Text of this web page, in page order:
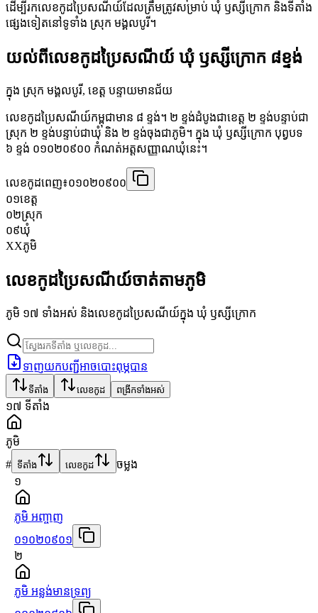
ដើម្បីរកលេខកូដប្រៃសណីយ៍ដែលត្រឹមត្រូវសម្រាប់ ឃុំ ឫស្សីក្រោក និងទីតាំង
ផ្សេងទៀតនៅទូទាំង ស្រុក មង្គលបូរី។
យល់ពីលេខកូដប្រៃសណីយ៍ ឃុំ ឫស្សីក្រោក ៨ខ្ទង់
ក្នុង ស្រុក មង្គលបូរី, ខេត្ត បន្ទាយមានជ័យ
លេខកូដប្រៃសណីយ៍កម្ពុជាមាន ៨ ខ្ទង់។ ២ ខ្ទង់ដំបូងជាខេត្ត ២ ខ្ទង់បន្ទាប់ជា
ស្រុក ២ ខ្ទង់បន្ទាប់ជាឃុំ និង ២ ខ្ទង់ចុងជាភូមិ។ ក្នុង ឃុំ ឫស្សីក្រោក បុព្វបទ
៦ ខ្ទង់ ០១០២០៩០០ កំណត់អត្តសញ្ញាណឃុំនេះ។
លេខកូដពេញ៖០១០២០៩០០
០១ខេត្ត
០២ស្រុក
០៩ឃុំ
XXភូមិ
លេខកូដប្រៃសណីយ៍ចាត់តាមភូមិ
ភូមិ ១៧ ទាំងអស់ និងលេខកូដប្រៃសណីយ៍ក្នុង ឃុំ ឫស្សីក្រោក
ទាញយកបញ្ជីអាចបោះពុម្ភបាន
ទីតាំង លេខកូដ ពង្រីកទាំងអស់
១៧ ទីតាំង
ភូមិ
# ទីតាំង លេខកូដ
ចម្លង
១
ភូមិ អញ្ចាញ
០១០២០៩០១
២
ភូមិ អន្លង់មានទ្រព្យ